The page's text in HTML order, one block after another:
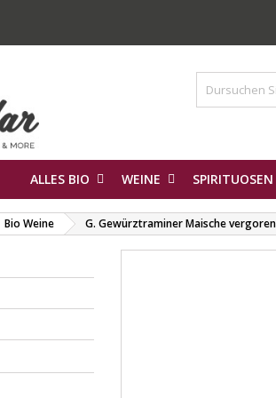
ALLES BIO WEINE SPIRITUOSEN
Bio Weine G. Gewürztraminer Maische